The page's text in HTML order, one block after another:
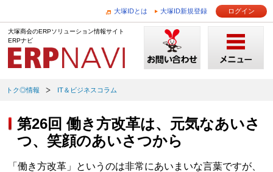
大塚IDとは 大塚ID新規登録 ログイン
大塚商会のERPソリューション情報サイト
ERPナビ
トク◎情報 IT＆ビジネスコラム
第26回 働き方改革は、元気なあいさ
つ、笑顔のあいさつから
「働き方改革」というのは非常にあいまいな言葉ですが、